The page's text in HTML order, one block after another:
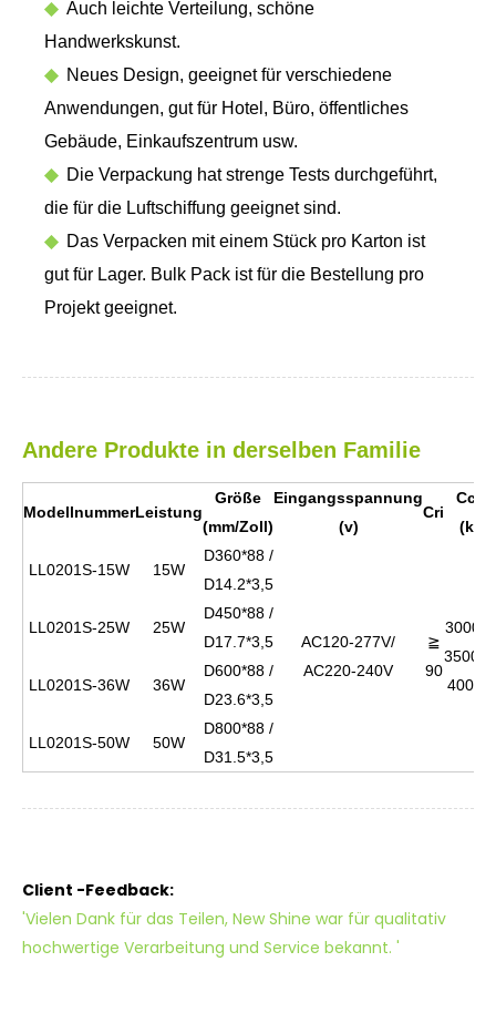
◆ Auch leichte Verteilung, schöne
Handwerkskunst.
◆ Neues Design, geeignet für verschiedene
Anwendungen, gut für Hotel, Büro, öffentliches
Gebäude, Einkaufszentrum usw.
◆ Die Verpackung hat strenge Tests durchgeführt,
die für die Luftschiffung geeignet sind.
◆ Das Verpacken mit einem Stück pro Karton ist
gut für Lager. Bulk Pack ist für die Bestellung pro
Projekt geeignet.
Andere Produkte in derselben Familie
ModellnummerLeistung
Größe
(mm/Zoll)
Eingangsspannung
(v)
Cri
Cct
(k)
LL0201S-15W 15W
D360*88 /
D14.2*3,5
AC120-277V/
AC220-240V
≧
90
3000k/
3500K/
4000k
LL0201S-25W 25W
D450*88 /
D17.7*3,5
LL0201S-36W 36W
D600*88 /
D23.6*3,5
LL0201S-50W 50W
D800*88 /
D31.5*3,5
Client -Feedback:
'Vielen Dank für das Teilen, New Shine war für qualitativ
hochwertige Verarbeitung und Service bekannt. '